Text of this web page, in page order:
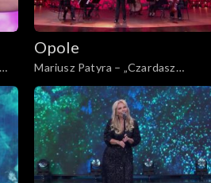
Opole
Mariusz Patyra – „Czardasz
Montiego”. 62. KFPP: Koncert
„Trzy ćwiartki Jacka Cygana”